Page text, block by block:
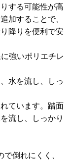
する可能性が高
加することで、
降りを便利で安
強いポリエチレ
水を流し、しっ
ています。踏面
流し、しっかり
倒れにくく、